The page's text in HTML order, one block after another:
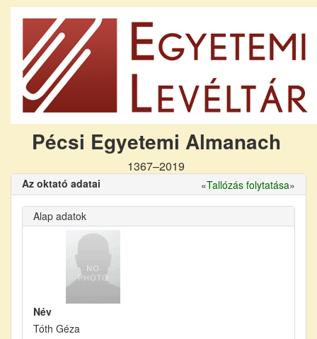
Pécsi Egyetemi Almanach
1367–2019
Az oktató adatai «Tallózás folytatása»
Alap adatok
Név
Tóth Géza